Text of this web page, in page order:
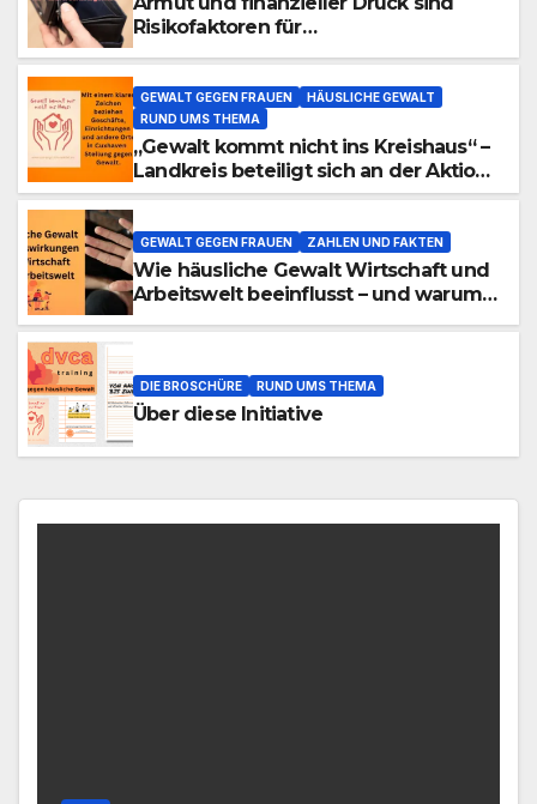
Risikofaktoren für
GEWALT GEGEN FRAUEN
HÄUSLICHE GEWALT
RUND UMS THEMA
„Gewalt kommt nicht ins Kreishaus“ –
Landkreis beteiligt sich an der Aktion
„Safe Space“ gegen häusliche Gewalt
GEWALT GEGEN FRAUEN ZAHLEN UND FAKTEN
Wie häusliche Gewalt Wirtschaft und
Arbeitswelt beeinflusst – und warum
DIE BROSCHÜRE RUND UMS THEMA
Über diese Initiative